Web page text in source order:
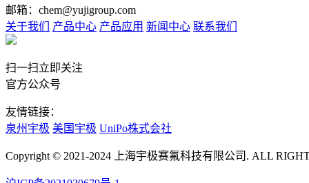
邮箱：chem@yujigroup.com
关于我们
产品中心 产品应用 新闻中心 联系我们
扫一扫立即关注
官方公众号
友情链接：
泉州宇极 美国宇极 UniPo株式会社
Copyright © 2021-2024 上海宇极赛氟科技有限公司. ALL